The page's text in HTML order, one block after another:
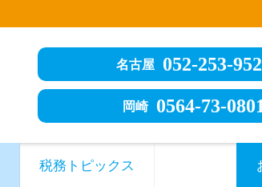
名古屋 052-253-
岡崎 0564-73-
税務トピックス